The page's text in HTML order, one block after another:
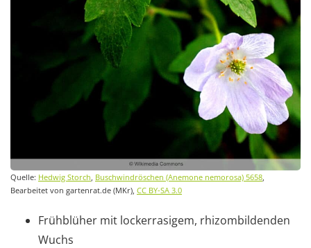
Quelle: Hedwig Storch Buschwindröschen (Anemone nemorosa) 5658
Bearbeitet von gartenrat.de (MKr), CC BY-SA 3.0
Frühblüher mit lockerrasigem, rhizombildenden
Wuchs